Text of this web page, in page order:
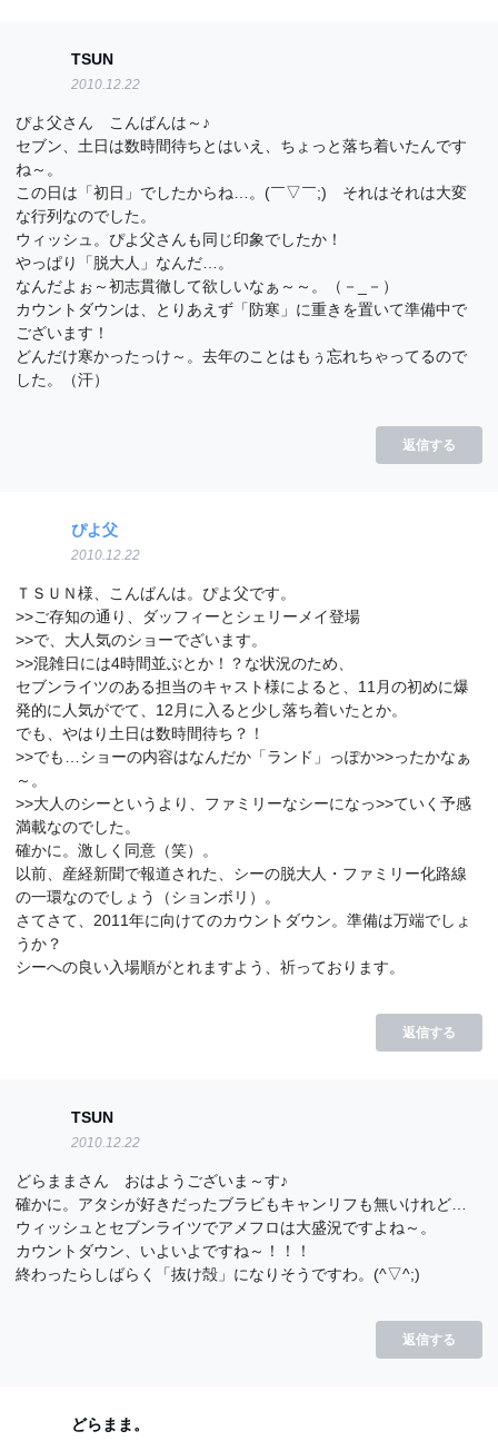
TSUN
2010.12.22
ぴよ父さん こんばんは～♪
セブン、土日は数時間待ちとはいえ、ちょっと落ち着いたんです
ね～。
この日は「初日」でしたからね…。(￣▽￣;) それはそれは大変
な行列なのでした。
ウィッシュ。ぴよ父さんも同じ印象でしたか！
やっぱり「脱大人」なんだ…。
なんだよぉ～初志貫徹して欲しいなぁ～～。（－_－）
カウントダウンは、とりあえず「防寒」に重きを置いて準備中で
ございます！
どんだけ寒かったっけ～。去年のことはもぅ忘れちゃってるので
した。（汗）
返信する
ぴよ父
2010.12.22
ＴＳＵＮ様、こんばんは。ぴよ父です。
>>ご存知の通り、ダッフィーとシェリーメイ登場
>>で、大人気のショーでざいます。
>>混雑日には4時間並ぶとか！？な状況のため、
セブンライツのある担当のキャスト様によると、11月の初めに爆
発的に人気がでて、12月に入ると少し落ち着いたとか。
でも、やはり土日は数時間待ち？！
>>でも…ショーの内容はなんだか「ランド」っぽか>>ったかなぁ
～。
>>大人のシーというより、ファミリーなシーになっ>>ていく予感
満載なのでした。
確かに。激しく同意（笑）。
以前、産経新聞で報道された、シーの脱大人・ファミリー化路線
の一環なのでしょう（ションボリ）。
さてさて、2011年に向けてのカウントダウン。準備は万端でしょ
うか？
シーへの良い入場順がとれますよう、祈っております。
返信する
TSUN
2010.12.22
どらままさん おはようございま～す♪
確かに。アタシが好きだったブラビもキャンリフも無いけれど…
ウィッシュとセブンライツでアメフロは大盛況ですよね～。
カウントダウン、いよいよですね～！！！
終わったらしばらく「抜け殻」になりそうですわ。(^▽^;)
返信する
どらまま。